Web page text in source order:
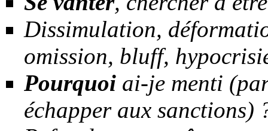
Dissimulation,
omission, bluff,
Pourquoi ai-je menti
échapper aux sanctions)